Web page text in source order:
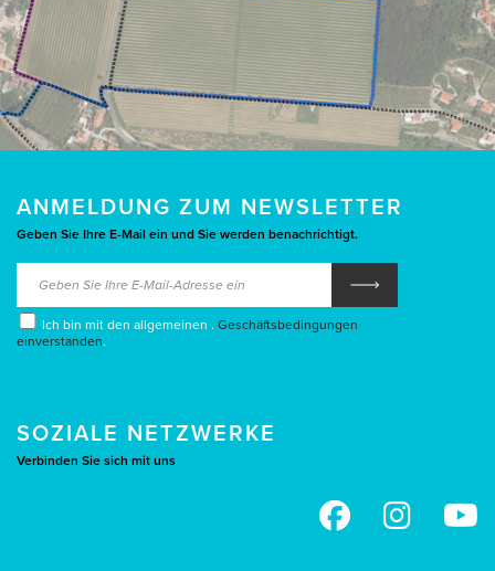
ANMELDUNG ZUM NEWSLETTER
Geben Sie Ihre E-Mail ein und Sie werden benachrichtigt.
Ich bin mit den allgemeinen . Geschäftsbedingungen
einverstanden.
SOZIALE NETZWERKE
Verbinden Sie sich mit uns